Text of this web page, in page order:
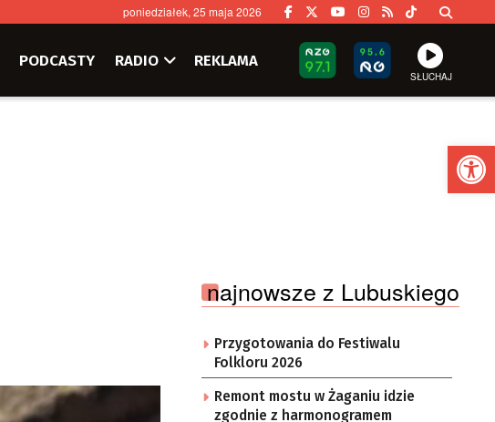
poniedziałek, 25 maja 2026
PODCASTY RADIO REKLAMA
SŁUCHAJ
najnowsze z Lubuskiego
Przygotowania do Festiwalu
Folkloru 2026
Remont mostu w Żaganiu idzie
zgodnie z harmonogramem